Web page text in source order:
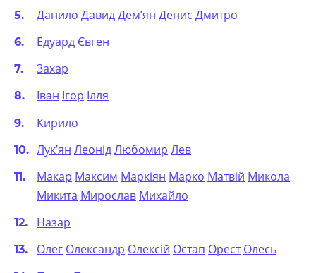
Данило ДавидДем’ян Денис Дмитро
Едуард Євген
Захар
Іван Ігор Ілля
Кирило
Лук’ян ЛеонідЛюбомир Лев
Макар Максим Маркіян Марко Матвій Микола
Микита Мирослав Михайло
Назар
Олег Олександр Олексій Остап Орест Олесь